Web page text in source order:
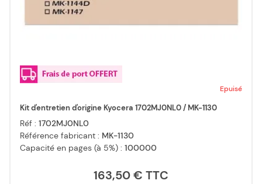
Epuisé
Kit d'entretien d'origine Kyocera 1702MJ0NL0 / MK-1130
Réf : 1702MJ0NL0
Référence fabricant : MK-1130
Capacité en pages (à 5%) : 100000
163,50 €